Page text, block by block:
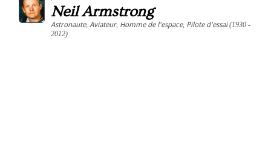
Neil Armstrong
Astronaute, Aviateur, Homme de l'espace, Pilote d'essai(1930 -
2012)